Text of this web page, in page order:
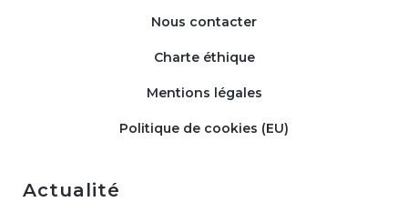
Nous contacter
Charte éthique
Mentions légales
Politique de cookies (EU)
Actualité